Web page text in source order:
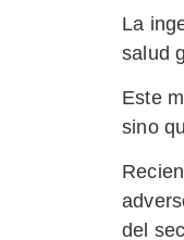
La
salud
Este
sino
del